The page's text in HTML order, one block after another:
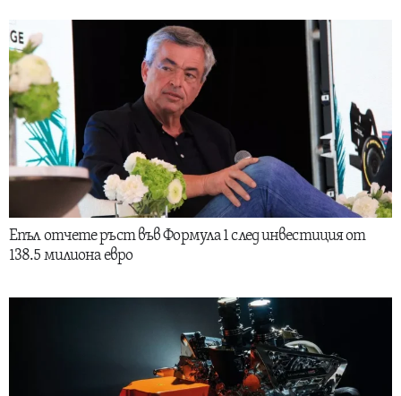
Епъл отчете ръст във Формула 1 след инвестиция от
138.5 милиона евро